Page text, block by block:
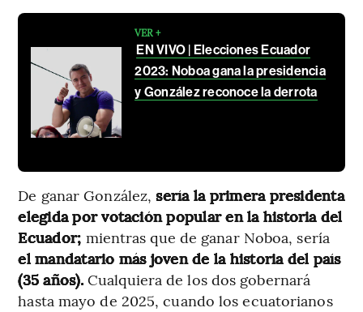
VER +
EN VIVO | Elecciones Ecuador
2023: Noboa gana la presidencia
y González reconoce la derrota
De ganar González, sería la primera presidenta
elegida por votación popular en la historia del
Ecuador; mientras que de ganar Noboa, sería
el mandatario más joven de la historia del país
(35 años).Cualquiera de los dos gobernará
hasta mayo de 2025, cuando los ecuatorianos